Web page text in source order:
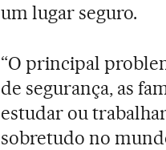
um lugar seguro.
“O principal
de segurança, as
estudar ou
sobretudo no